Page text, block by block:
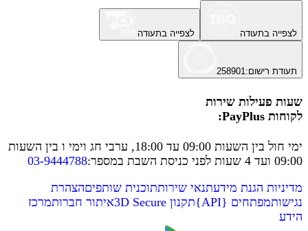
לצפייה בתעודה לצפייה בתעודה
תעודת רישום:
258901
שעות פעילות שירות
לקוחות PayPlus:
ימי חול בין השעות 09:00 עד 18:00, ערבי חג וימי ו בין השעות
09:00 ועד 4 שעות לפני כניסת השבת במספר
:
03-9444788
מדיניות הגנת מידעתנאי שירותתוכנית שותפיםהצהרת
נגישותמפתחים {
API
}תקנון 3D Secure איתור חברותמרכז
הידע